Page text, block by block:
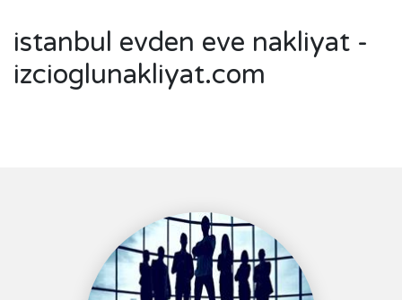
istanbul evden eve nakliyat -
izcioglunakliyat.com